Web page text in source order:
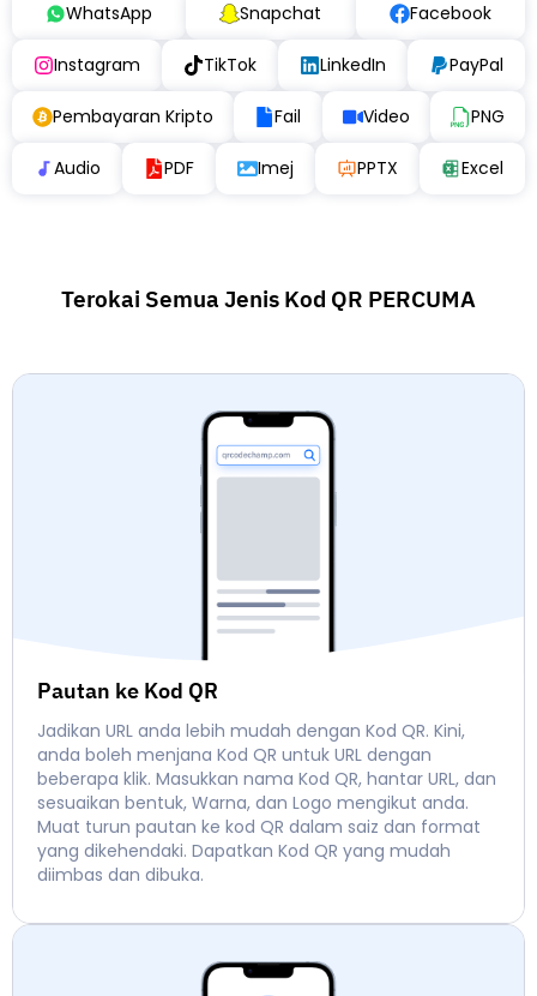
WhatsApp Snapchat Facebook
Instagram TikTok LinkedIn PayPal
Pembayaran Kripto Fail Video PNG
Audio PDF Imej PPTX Excel
Terokai Semua Jenis Kod QR PERCUMA
Pautan ke Kod QR
Jadikan URL anda lebih mudah dengan Kod QR. Kini,
anda boleh menjana Kod QR untuk URL dengan
beberapa klik. Masukkan nama Kod QR, hantar URL, dan
sesuaikan bentuk, Warna, dan Logo mengikut anda.
Muat turun pautan ke kod QR dalam saiz dan format
yang dikehendaki. Dapatkan Kod QR yang mudah
diimbas dan dibuka.